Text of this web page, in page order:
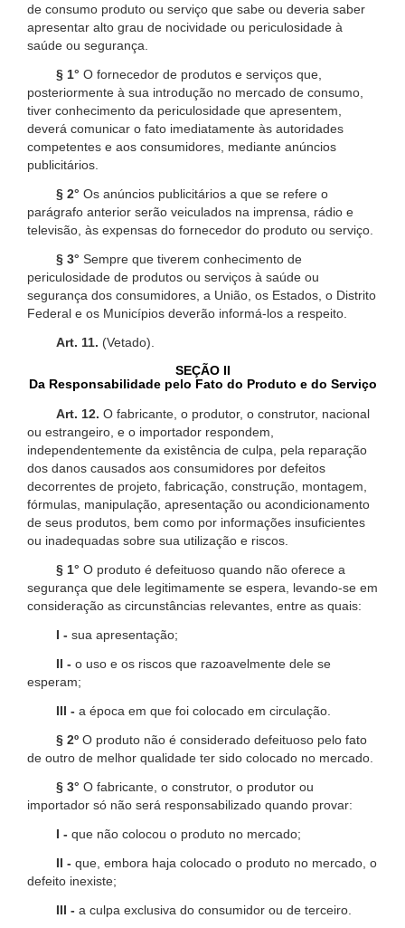
de consumo produto ou serviço que sabe ou deveria saber
apresentar alto grau de nocividade ou periculosidade à
saúde ou segurança.
§ 1° O fornecedor de produtos e serviços que,
posteriormente à sua introdução no mercado de consumo,
tiver conhecimento da periculosidade que apresentem,
deverá comunicar o fato imediatamente às autoridades
competentes e aos consumidores, mediante anúncios
publicitários.
§ 2° Os anúncios publicitários a que se refere o
parágrafo anterior serão veiculados na imprensa, rádio e
televisão, às expensas do fornecedor do produto ou serviço.
§ 3° Sempre que tiverem conhecimento de
periculosidade de produtos ou serviços à saúde ou
segurança dos consumidores, a União, os Estados, o Distrito
Federal e os Municípios deverão informá-los a respeito.
Art. 11. (Vetado).
SEÇÃO II
Da Responsabilidade pelo Fato do Produto e do Serviço
Art. 12. O fabricante, o produtor, o construtor, nacional
ou estrangeiro, e o importador respondem,
independentemente da existência de culpa, pela reparação
dos danos causados aos consumidores por defeitos
decorrentes de projeto, fabricação, construção, montagem,
fórmulas, manipulação, apresentação ou acondicionamento
de seus produtos, bem como por informações insuficientes
ou inadequadas sobre sua utilização e riscos.
§ 1° O produto é defeituoso quando não oferece a
segurança que dele legitimamente se espera, levando-se em
consideração as circunstâncias relevantes, entre as quais:
I - sua apresentação;
II - o uso e os riscos que razoavelmente dele se
esperam;
III - a época em que foi colocado em circulação.
§ 2º O produto não é considerado defeituoso pelo fato
de outro de melhor qualidade ter sido colocado no mercado.
§ 3° O fabricante, o construtor, o produtor ou
importador só não será responsabilizado quando provar:
I - que não colocou o produto no mercado;
II - que, embora haja colocado o produto no mercado, o
defeito inexiste;
III - a culpa exclusiva do consumidor ou de terceiro.